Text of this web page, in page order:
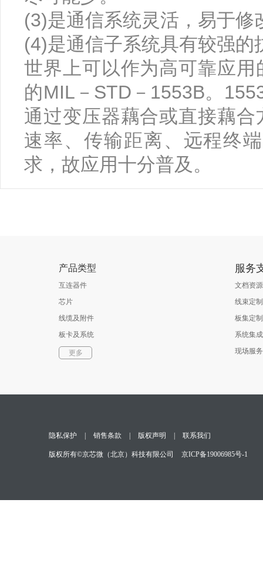
(3)是通信系统灵活，易于修
(4)是通信子系统具有较强的
世界上可以作为高可靠应
的MIL－STD－1553B。
通过变压器藕合或直接藕
速率、传输距离、远程终
求，故应用十分普及。
产品类型
互连器件
芯片
线缆及附件
板卡及系统
软件更多
服务
文档资源
线束定制
板集定制
系统集成
现场服务
隐私保护 销售条款 版权声明 联系我们
版权所有©京芯微（北京）科技有限公司 京ICP备19006985号-1